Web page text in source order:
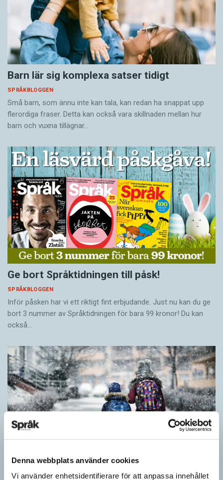
Denna webbplats använder cookies
Vi använder enhetsidentifierare för att anpassa innehållet
Barn lär sig komplexa satser tidigt
SPRÅKBLOGGEN
Små barn, som ännu inte kan tala, kan redan ha snappat upp
flerordiga fraser. Detta kan också vara skillnaden mellan hur
barn och vuxna tillägnar…
Ge bort Språktidningen till påsk!
SPRÅKBLOGGEN
Inför påsken har vi ett riktigt fint erbjudande. Just nu kan du ge
bort 3 nummer av Språktidningen för bara 99 kronor! Du kan
också…